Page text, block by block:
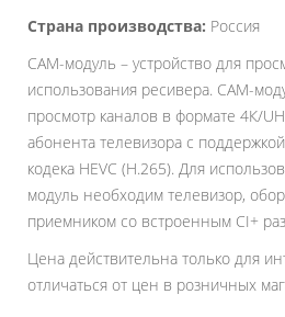
Страна производства: Россия
CAM-модуль – устройство для
использования ресивера. CAM-
просмотр каналов в формате 4К/
абонента телевизора с
кодека HEVC (H.265). Для
модуль необходим телевизор,
приемником со встроенным CI+
Цена действительна только для
отличаться от цен в розничных